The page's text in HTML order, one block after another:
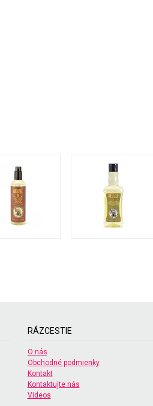
RÁZCESTIE
O nás
Obchodné podmienky
Kontakt
Kontaktujte nás
Videos